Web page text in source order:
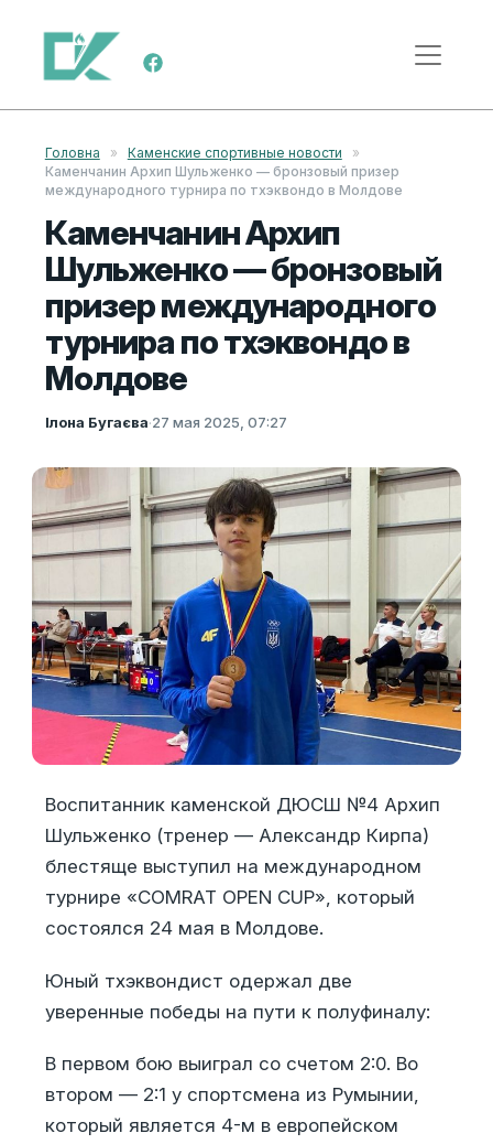
Перейти к содержимому
Меню навигации
Головна » Каменские спортивные новости
»
Каменчанин Архип Шульженко — бронзовый призер
международного турнира по тхэквондо в Молдове
Каменчанин Архип
Шульженко — бронзовый
призер международного
турнира по тхэквондо в
Молдове
Ілона Бугаєва·27 мая 2025, 07:27
Воспитанник каменской ДЮСШ №4 Архип
Шульженко (тренер — Александр Кирпа)
блестяще выступил на международном
турнире «COMRAT OPEN CUP», который
состоялся 24 мая в Молдове.
Юный тхэквондист одержал две
уверенные победы на пути к полуфиналу:
В первом бою выиграл со счетом 2:0. Во
втором — 2:1 у спортсмена из Румынии,
который является 4-м в европейском